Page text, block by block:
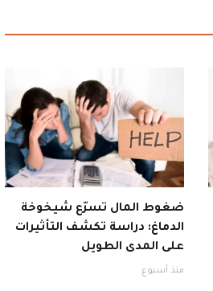
ضغوط المال تسرّع شيخوخة
الدماغ: دراسة تكشف التأثيرات
على المدى الطويل
منذ أسبوع